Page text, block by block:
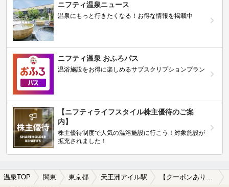
ニフティ温泉ニュース
温泉にもっと行きたくなる！お得な情報を掲載中
ニフティ温泉 おふろパス
温浴施設をお得に楽しめるサブスクリプションプラン
【ニフティライフスタイル株主優待のご案
内】
株主優待制度で人気の温浴施設に行こう！対象施設が
拡充されました！
温泉TOP 関東 東京都 天王洲アイル駅 【クーポンあり】天王洲アイル駅近くの温泉宿・温泉旅館・ホテルおすすめ(2026年版)